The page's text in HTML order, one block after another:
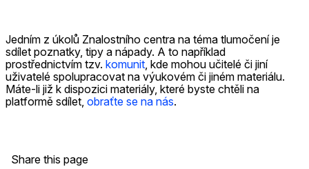
Jedním z úkolů Znalostního centra na téma tlumočení je
sdílet poznatky, tipy a nápady. A to například
prostřednictvím tzv. komunit , kde mohou učitelé či jiní
uživatelé spolupracovat na výukovém či jiném materiálu.
Máte-li již k dispozici materiály, které byste chtěli na
platformě sdílet, obraťte se na nás.
Share this page